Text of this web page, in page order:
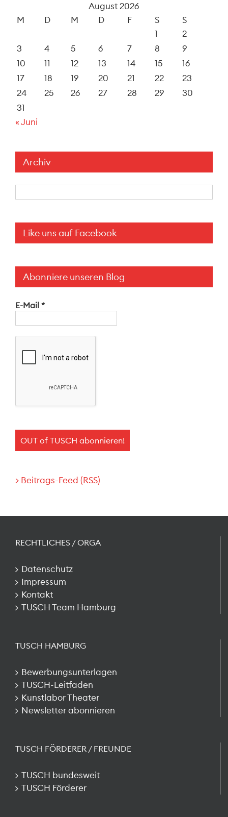
August 2026
M
D M D F S
S
1
2
3
4 5 6 7 8
9
10
11 12 13 14 15
16
17
18 19 20 21 22
23
24
25 26 27 28 29
30
31
« Juni
Archiv
Like uns auf Facebook
Abonniere unseren Blog
E-Mail *
> Beitrags-Feed (RSS)
RECHTLICHES / ORGA
Datenschutz
Impressum
Kontakt
TUSCH Team Hamburg
TUSCH HAMBURG
Bewerbungsunterlagen
TUSCH-Leitfaden
Kunstlabor Theater
Newsletter abonnieren
TUSCH FÖRDERER / FREUNDE
TUSCH bundesweit
TUSCH Förderer